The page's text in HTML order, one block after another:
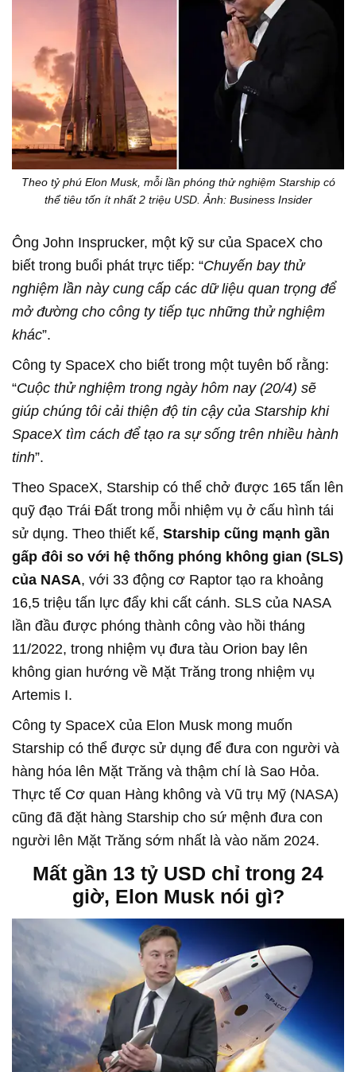
Theo tỷ phú Elon Musk, mỗi lần phóng thử nghiệm Starship có
thể tiêu tốn ít nhất 2 triệu USD. Ảnh: Business Insider
Ông John Insprucker, một kỹ sư của SpaceX cho
biết trong buổi phát trực tiếp: “Chuyến bay thử
nghiệm lần này cung cấp các dữ liệu quan trọng để
mở đường cho công ty tiếp tục những thử nghiệm
khác”.
Công ty SpaceX cho biết trong một tuyên bố rằng:
“Cuộc thử nghiệm trong ngày hôm nay (20/4) sẽ
giúp chúng tôi cải thiện độ tin cậy của Starship khi
SpaceX tìm cách để tạo ra sự sống trên nhiều hành
tinh”.
Theo SpaceX, Starship có thể chở được 165 tấn lên
quỹ đạo Trái Đất trong mỗi nhiệm vụ ở cấu hình tái
sử dụng. Theo thiết kế, Starship cũng mạnh gần
gấp đôi so với hệ thống phóng không gian (SLS)
của NASA, với 33 động cơ Raptor tạo ra khoảng
16,5 triệu tấn lực đẩy khi cất cánh. SLS của NASA
lần đầu được phóng thành công vào hồi tháng
11/2022, trong nhiệm vụ đưa tàu Orion bay lên
không gian hướng về Mặt Trăng trong nhiệm vụ
Artemis I.
Công ty SpaceX của Elon Musk mong muốn
Starship có thể được sử dụng để đưa con người và
hàng hóa lên Mặt Trăng và thậm chí là Sao Hỏa.
Thực tế Cơ quan Hàng không và Vũ trụ Mỹ (NASA)
cũng đã đặt hàng Starship cho sứ mệnh đưa con
người lên Mặt Trăng sớm nhất là vào năm 2024.
Mất gần 13 tỷ USD chỉ trong 24
giờ, Elon Musk nói gì?